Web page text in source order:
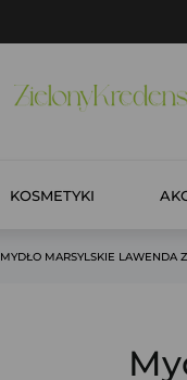
KOSMETYKI
MYDŁO MARSYLSKIE LAWENDA